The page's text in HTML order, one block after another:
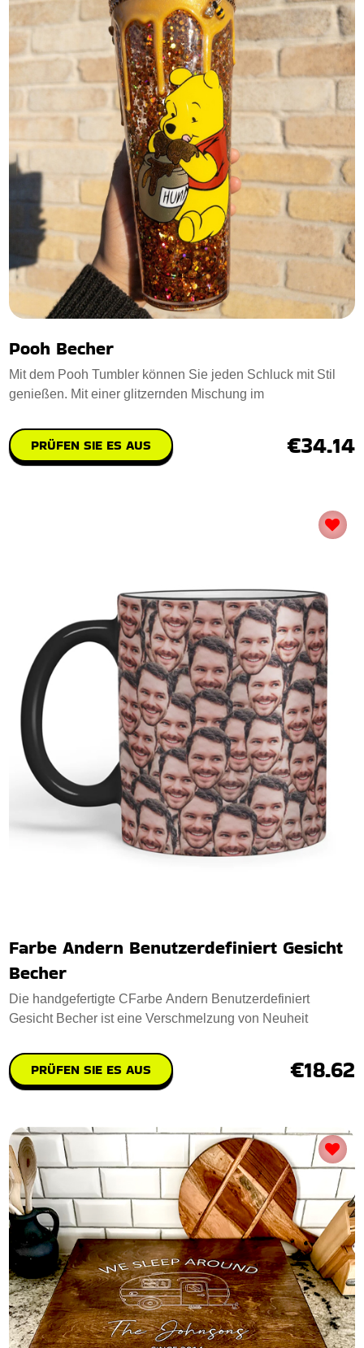
Pooh Becher
Mit dem Pooh Tumbler können Sie jeden Schluck mit Stil
genießen. Mit einer glitzernden Mischung im
PRÜFEN SIE ES AUS €34.14
Farbe Andern Benutzerdefiniert Gesicht
Becher
Die handgefertigte CFarbe Andern Benutzerdefiniert
Gesicht Becher ist eine Verschmelzung von Neuheit
PRÜFEN SIE ES AUS €18.62